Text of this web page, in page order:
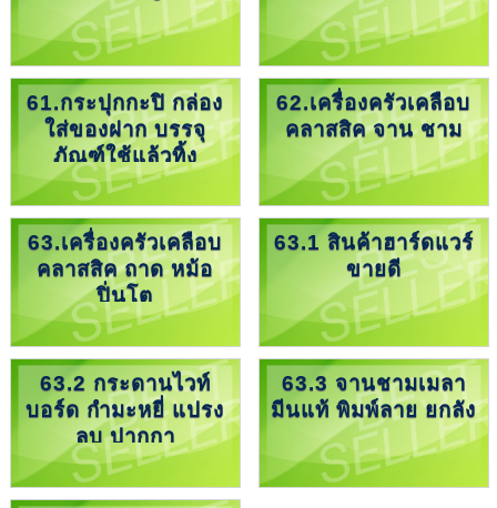
61.กระปุกกะปิ กล่อง
ใส่ของฝาก บรรจุ
ภัณฑ์ใช้แล้วทิ้ง
62.เครื่องครัวเคลือบ
คลาสสิค จาน ชาม
63.เครื่องครัวเคลือบ
คลาสสิค ถาด หม้อ
ปิ่นโต
63.1 สินค้าฮาร์ดแวร์
ขายดี
63.2 กระดานไวท์
บอร์ด กำมะหยี่ แปรง
ลบ ปากกา
63.3 จานชามเมลา
มีนแท้ พิมพ์ลาย ยกลัง